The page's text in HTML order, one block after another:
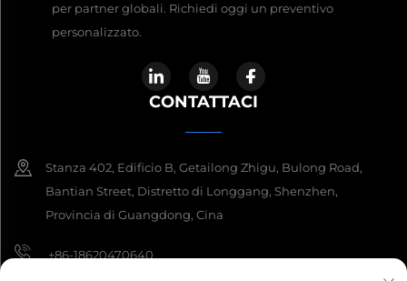
per partner globali. Richiedi oggi un preventivo
personalizzato.
CONTATTACI
Stanza 402, Edificio B, Getailong Zhigu, Bulong Road,
Bantian Street, Distretto di Longgang, Shenzhen,
Provincia di Guangdong, Cina
+86-18620470640